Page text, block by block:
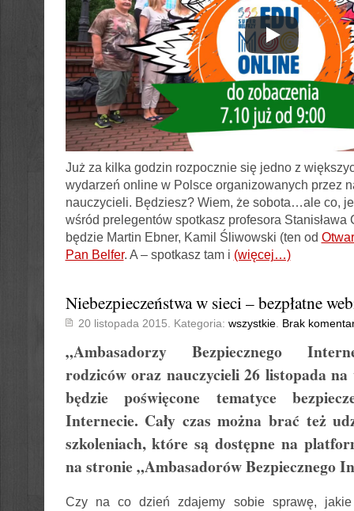
Już za kilka godzin rozpocznie się jedno z
wydarzeń online w Polsce organizowanych przez
nauczycieli. Będziesz? Wiem, że sobota…ale co,
wśród prelegentów spotkasz profesora Stanisława
będzie Martin Ebner, Kamil Śliwowski (ten od
Pan Belfer. A – spotkasz tam i (więcej…)
Niebezpieczeństwa w sieci – bezpłatne
20 listopada 2015. Kategoria: wszystkie. Brak
„Ambasadorzy Bezpiecznego
rodziców oraz nauczycieli 26 listopada
będzie poświęcone tematyce
Internecie. Cały czas można brać też
szkoleniach, które są dostępne na
na stronie „Ambasadorów Bezpiecznego
Czy na co dzień zdajemy sobie sprawę,